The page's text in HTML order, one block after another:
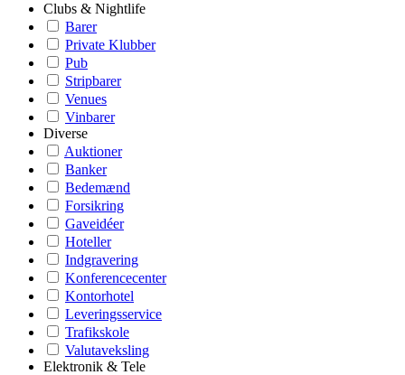
Clubs & Nightlife
Barer
Private Klubber
Pub
Stripbarer
Venues
Vinbarer
Diverse
Auktioner
Banker
Bedemænd
Forsikring
Gaveidéer
Hoteller
Indgravering
Konferencecenter
Kontorhotel
Leveringsservice
Trafikskole
Valutaveksling
Elektronik & Tele